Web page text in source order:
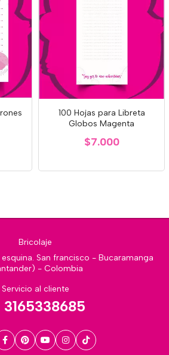
100 Hojas para Libreta
Globos Magenta
$7.000
Bricolaje
San francisco - Bucaramanga
- Colombia
Servicio al cliente
3165338685